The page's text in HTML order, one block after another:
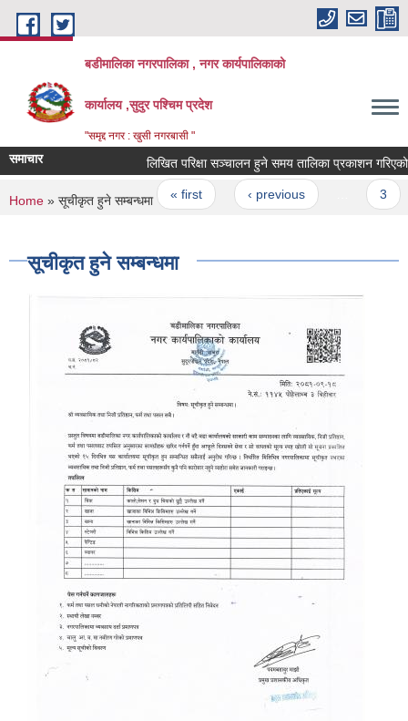
Skip to main content
बडीमालिका नगरपालिका , नगर कार्यपालिकाको
कार्यालय ,सुदुर पश्चिम प्रदेश
"समृद्द नगर : खुसी नगरबासी "
समाचार लिखित परिक्षा सञ्चालन हुने समय तालिका प्रकाशन गरिएको
Pages
« first ‹ previous
You are here
Home » सूचीकृत हुने सम्बन्धमा
सूचीकृत हुने सम्बन्धमा